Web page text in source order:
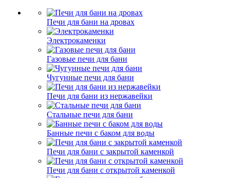
Печи для бани на дровах
Электрокаменки
Газовые печи для бани
Чугунные печи для бани
Печи для бани из нержавейки
Стальные печи для бани
Банные печи с баком для воды
Печи для бани с закрытой каменкой
Печи для бани с открытой каменкой